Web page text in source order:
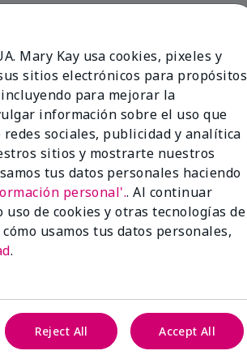
Mary Kay usa cookies, pixeles y
sitios electrónicos para propósitos
para mejorar la
información sobre el uso que
sociales, publicidad y analítica
sitios y mostrarte nuestros
tus datos personales haciendo
personal'.. Al continuar
de cookies y otras tecnologías de
usamos tus datos personales,
.
Reject All Accept All